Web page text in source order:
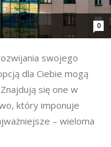
0
swojego
dla Ciebie mogą
się one w
który imponuje
– wieloma